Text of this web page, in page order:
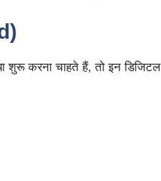
शुरू करना चाहते हैं, तो इन डिजिटल